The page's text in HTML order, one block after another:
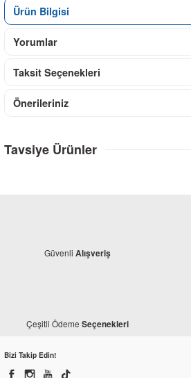
Ürün Bilgisi
Yorumlar
Taksit Seçenekleri
Önerileriniz
Tavsiye Ürünler
Yamaha YZF R25 Orjinal Radyatör
6.146,70 TL
Güvenli Alışveriş
Çeşitli Ödeme Seçenekleri
Bizi Takip Edin!